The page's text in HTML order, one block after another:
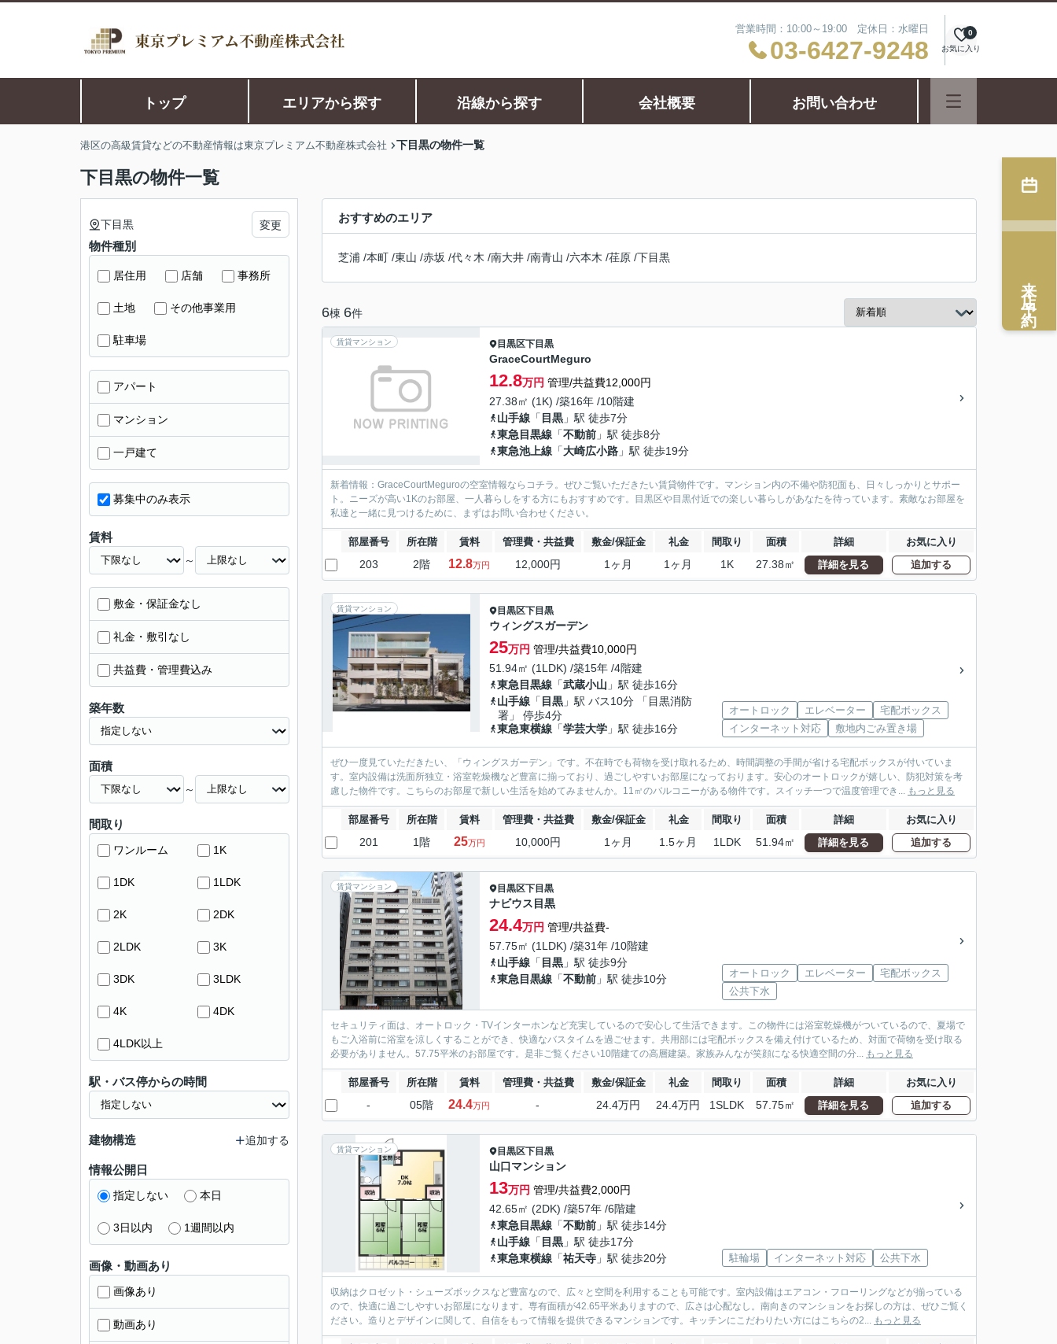
営業時間：10:00～19:00 定休日：水曜日
03-6427-9248 お気に入り
0
トップ エリアから探す 沿線から探す 会社概要 お問い合わせ
港区の高級賃貸などの不動産情報は東京プレミアム不動産株式会社 下目黒の物件一覧
下目黒の物件一覧
おすすめのエリア
芝浦 /本町 /東山 /赤坂 /代々木 /南大井 /南青山 /六本木 /荏原 /下目黒
6棟 6件
賃貸マンション 目黒区下目黒
GraceCourtMeguro
12.8万円 管理/共益費12,000円
27.38㎡ (1K) /築16年 /10階建
山手線 「 目黒 」駅 徒歩7分
東急目黒線 「不動前 」駅 徒歩8分
東急池上線 「大崎広小路 」駅 徒歩19分
新着情報：GraceCourtMeguroの空室情報ならコチラ。ぜひご覧いただきたい賃貸物件です。マンション内の不備や防犯面も、日々しっかりとサポー
ト。ニーズが高い1Kのお部屋、一人暮らしをする方にもおすすめです。目黒区や目黒付近での楽しい暮らしがあなたを待っています。素敵なお部屋を
私達と一緒に見つけるために、まずはお問い合わせください。
部屋番号 所在階 賃料 管理費・共益費 敷金/保証金 礼金 間取り 面積 詳細 お気に入り
203 2階 12.8万円 12,000円 1ヶ月 1ヶ月 1K 27.38㎡ 詳細を見る 追加する
賃貸マンション 目黒区下目黒
ウィングスガーデン
25万円 管理/共益費10,000円
51.94㎡ (1LDK) /築15年 /4階建
東急目黒線 「武蔵小山 」駅 徒歩16分
山手線 「 目黒 」駅 バス10分 「目黒消防
署」 停歩4分
東急東横線 「学芸大学 」駅 徒歩16分
オートロック エレベーター
宅配ボックス
インターネット対応
敷地内ごみ置き場
ぜひ一度見ていただきたい、「ウィングスガーデン」です。不在時でも荷物を受け取れるため、時間調整の手間が省ける宅配ボックスが付いていま
す。室内設備は洗面所独立・浴室乾燥機など豊富に揃っており、過ごしやすいお部屋になっております。安心のオートロックが嬉しい、防犯対策を考
慮した物件です。こちらのお部屋で新しい生活を始めてみませんか。11㎡のバルコニーがある物件です。スイッチ一つで温度管理でき... もっと見る
部屋番号 所在階 賃料 管理費・共益費 敷金/保証金 礼金 間取り 面積 詳細 お気に入り
201 1階 25万円 10,000円 1ヶ月 1.5ヶ月 1LDK 51.94㎡ 詳細を見る 追加する
賃貸マンション 目黒区下目黒
ナビウス目黒
24.4万円 管理/共益費-
57.75㎡ (1LDK) /築31年 /10階建
山手線 「 目黒 」駅 徒歩9分
東急目黒線 「不動前 」駅 徒歩10分 オートロック エレベーター
宅配ボックス
公共下水
セキュリティ面は、オートロック・TVインターホンなど充実しているので安心して生活できます。この物件には浴室乾燥機がついているので、夏場で
もご入浴前に浴室を涼しくすることができ、快適なバスタイムを過ごせます。共用部には宅配ボックスを備え付けているため、対面で荷物を受け取る
必要がありません。57.75平米のお部屋です。是非ご覧ください10階建ての高層建築。家族みんなが笑顔になる快適空間の分... もっと見る
部屋番号 所在階 賃料 管理費・共益費 敷金/保証金 礼金 間取り 面積 詳細 お気に入り
- 05階 24.4万円 - 24.4万円 24.4万円 1SLDK 57.75㎡ 詳細を見る 追加する
賃貸マンション 目黒区下目黒
山口マンション
13万円 管理/共益費2,000円
42.65㎡ (2DK) /築57年 /6階建
東急目黒線 「不動前 」駅 徒歩14分
山手線 「 目黒 」駅 徒歩17分
東急東横線 「祐天寺 」駅 徒歩20分 駐輪場 インターネット対応 公共下水
収納はクロゼット・シューズボックスなど豊富なので、広々と空間を利用することも可能です。室内設備はエアコン・フローリングなどが揃っている
ので、快適に過ごしやすいお部屋になります。専有面積が42.65平米ありますので、広さは心配なし。南向きのマンションをお探しの方は、ぜひご覧く
ださい。造りとデザインに関して、自信をもって情報を提供できるマンションです。キッチンにこだわりたい方にはこちらの2... もっと見る
下目黒 変更
物件種別
居住用 店舗 事務所
土地 その他事業用
駐車場
アパート
マンション
一戸建て
募集中のみ表示
賃料
～
敷金・保証金なし
礼金・敷引なし
共益費・管理費込み
築年数
面積
～
間取り
ワンルーム 1K
1DK 1LDK
2K 2DK
2LDK 3K
3DK 3LDK
4K 4DK
4LDK以上
駅・バス停からの時間
建物構造 追加する
情報公開日
指定しない 本日
3日以内 1週間以内
画像・動画あり
画像あり
動画あり
来店予約